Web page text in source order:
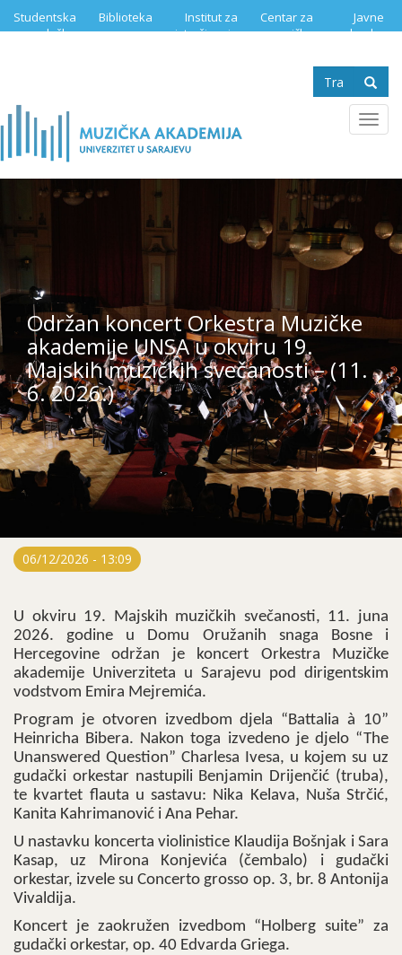
Studentska
služba
Biblioteka
Institut za
istraživanje
Centar za
muzičku
Javne
nabavke
Search
form
Održan koncert Orkestra Muzičke
akademije UNSA u okviru 19.
Majskih muzičkih svečanosti – (11.
6. 2026.)
06/12/2026 - 13:09
U okviru 19. Majskih muzičkih svečanosti, 11. juna
2026. godine u Domu Oružanih snaga Bosne i
Hercegovine održan je koncert Orkestra Muzičke
akademije Univerziteta u Sarajevu pod dirigentskim
vodstvom Emira Mejremića.
Program je otvoren izvedbom djela “Battalia à 10”
Heinricha Bibera. Nakon toga izvedeno je djelo “The
Unanswered Question” Charlesa Ivesa, u kojem su uz
gudački orkestar nastupili Benjamin Drijenčić (truba),
te kvartet flauta u sastavu: Nika Kelava, Nuša Strčić,
Kanita Kahrimanović i Ana Pehar.
U nastavku koncerta violinistice Klaudija Bošnjak i Sara
Kasap, uz Mirona Konjevića (čembalo) i gudački
orkestar, izvele su Concerto grosso op. 3, br. 8 Antonija
Vivaldija.
Koncert je zaokružen izvedbom “Holberg suite” za
gudački orkestar, op. 40 Edvarda Griega.